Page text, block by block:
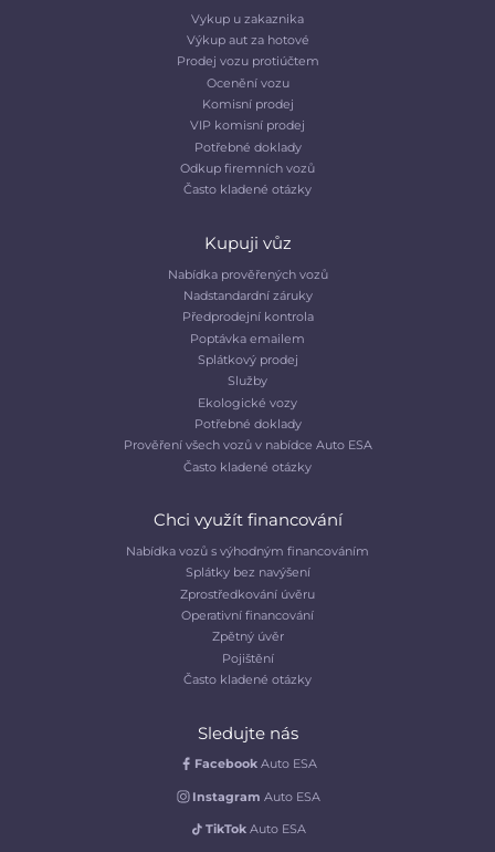
Vykup u zakaznika
Výkup aut za hotové
Prodej vozu protiúčtem
Ocenění vozu
Komisní prodej
VIP komisní prodej
Potřebné doklady
Odkup firemních vozů
Často kladené otázky
Kupuji vůz
Nabídka prověřených vozů
Nadstandardní záruky
Předprodejní kontrola
Poptávka emailem
Splátkový prodej
Služby
Ekologické vozy
Potřebné doklady
Prověření všech vozů v nabídce Auto ESA
Často kladené otázky
Chci využít financování
Nabídka vozů s výhodným financováním
Splátky bez navýšení
Zprostředkování úvěru
Operativní financování
Zpětný úvěr
Pojištění
Často kladené otázky
Sledujte nás
Facebook Auto ESA
Instagram Auto ESA
TikTok Auto ESA